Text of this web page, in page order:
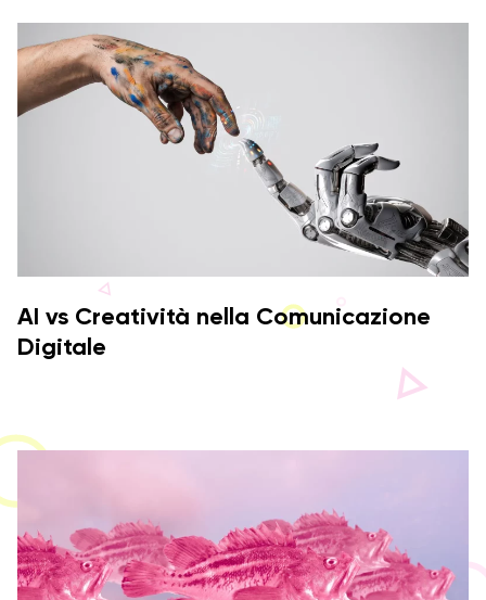
AI vs Creatività nella Comunicazione
Digitale